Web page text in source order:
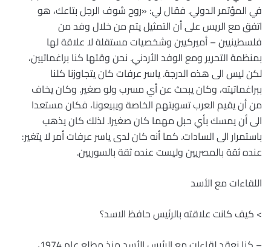
في المؤتمر الدولي. فقال لي: «روح شوف الرجل بتاعك، هو
اتفق مع الريس على أن التمثيل يتم من خلال وفد من
فلسطينيين – أميركيين وشخصيات مستقلة لا علاقة لها
بمنظمة التحرير ومع الوفد الأردني. نحن وقتها كنا براغماتيين،
لكن ليس الى هذه الدرجة. ياسر عرفات كان يتجاوزنا كلنا
ببراغماتيته، وكان يبحث عن أي مسرب ولو صغير. وكان يخاف
من أن يقيم العرب تسويتهم الخاصة ويبيعونا، فكان مستعدا
الى أن يمسك بأي حبل مهما كان صغيرا. لذلك كان يذهب
باستمرار الى السادات. كما أنه كان لدى ياسر عرفات أمر لا يتغير:
عنده ثقة بالمصريين وليست عنده ثقة بالسوريين.
اللقاءات مع الأسد
> كيف كانت علاقته بالرئيس حافظ الاسد؟